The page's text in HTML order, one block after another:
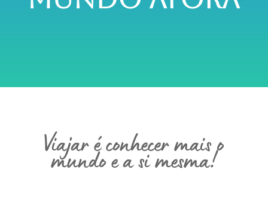
Viajar é conhecer mais o
mundo e a si mesma!